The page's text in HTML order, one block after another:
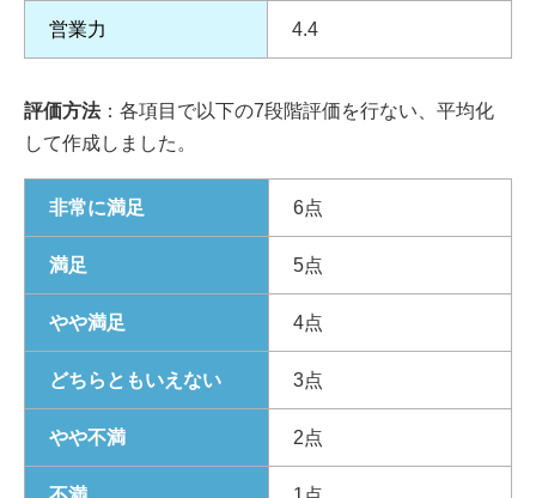
営業力 4.4
評価方法：各項目で以下の7段階評価を行ない、平均化
して作成しました。
非常に満足 6点
満足 5点
やや満足 4点
どちらともいえない 3点
やや不満 2点